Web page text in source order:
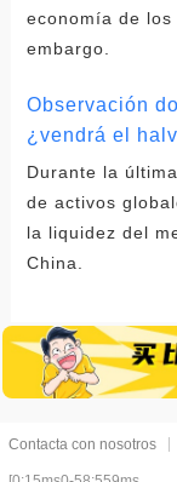
economía de los
embargo.
Observación
¿vendrá el
Durante la
de activos
la liquidez del
China.
Contacta con nosotros